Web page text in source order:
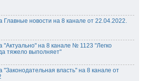
Главные новости на 8 канале от 22.04.2022.
"Актуально" на 8 канале № 1123 "Легко
тяжело выполняет"
"Законодательная власть" на 8 канале от